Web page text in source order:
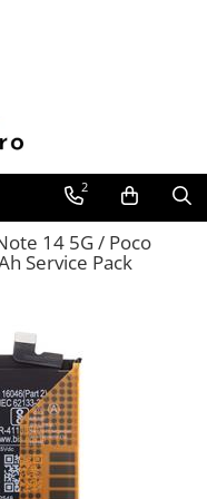
2
14 5G / Poco
Service Pack